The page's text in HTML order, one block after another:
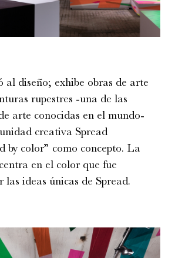
al diseño; exhibe obras de arte
rupestres -una de las
arte conocidas en el mundo-
creativa Spread
by color” como concepto. La
en el color que fue
las ideas únicas de Spread.